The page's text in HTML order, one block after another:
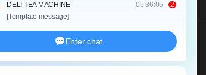
Nos Um Inquérito